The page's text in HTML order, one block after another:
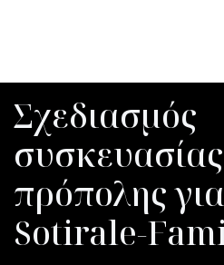
Σχεδιασμός
πρόπολης
Sotirale-